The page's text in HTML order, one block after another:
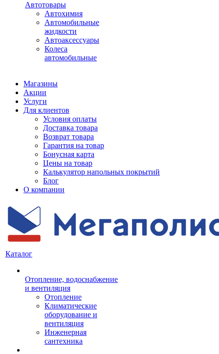
Автотовары
Автохимия
Автомобильные
жидкости
Автоаксессуары
Колеса
автомобильные
Магазины
Акции
Услуги
Для клиентов
Условия оплаты
Доставка товара
Возврат товара
Гарантия на товар
Бонусная карта
Цены на товар
Калькулятор напольных покрытий
Блог
О компании
Каталог
Отопление, водоснабжение
и вентиляция
Отопление
Климатические
оборудование и
вентиляция
Инженерная
сантехника